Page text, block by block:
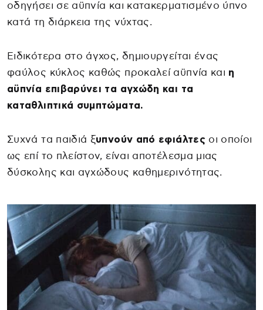
οδηγήσει σε αϋπνία και κατακερματισμένο ύπνο
κατά τη διάρκεια της νύχτας.
Ειδικότερα στο άγχος, δημιουργείται ένας
φαύλος κύκλος καθώς προκαλεί αϋπνία και η
αϋπνία επιβαρύνει τα αγχώδη και τα
καταθλιπτικά συμπτώματα.
Συχνά τα παιδιά ξυπνούν από εφιάλτεςοι οποίοι
ως επί το πλείστον, είναι αποτέλεσμα μιας
δύσκολης και αγχώδους καθημερινότητας.